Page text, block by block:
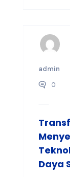
admin
0
Daya